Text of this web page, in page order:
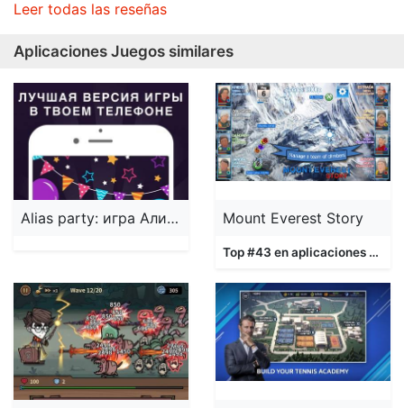
Leer todas las reseñas
Aplicaciones Juegos similares
Alias party: игра Алиас Элиас Mount Everest Story
Top #43 en aplicaciones